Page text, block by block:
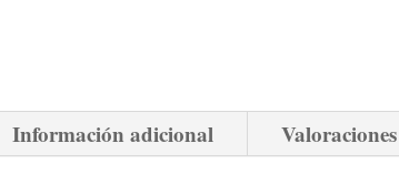
Información adicional